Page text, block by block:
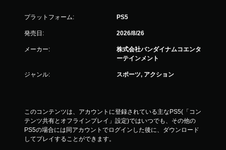
プラットフォーム: PS5
発売日: 2026/8/26
メーカー:
株式会社バンダイナムコエンタ
ーテインメント
ジャンル: スポーツ, アクション
このコンテンツは、アカウントに登録されている主なPS5(「コン
テンツ共有とオフラインプレイ」設定)ではいつでも、その他の
PS5の場合には同アカウントでログインした後に、ダウンロード
してプレイすることができます。